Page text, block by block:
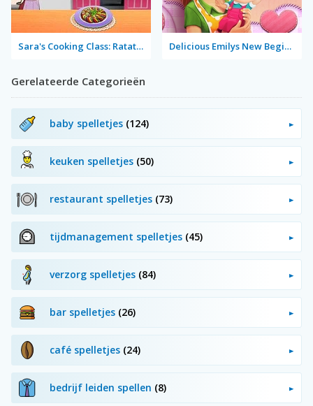
Sara's Cooking Class: Ratatouille Casserole Delicious Emilys New Beginning Valentine's Edition
Gerelateerde Categorieën
baby spelletjes (124)
keuken spelletjes (50)
restaurant spelletjes (73)
tijdmanagement spelletjes (45)
verzorg spelletjes (84)
bar spelletjes (26)
café spelletjes (24)
bedrijf leiden spellen (8)